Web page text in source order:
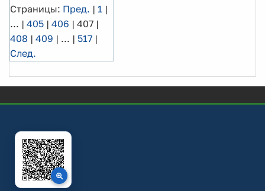
Страницы: Пред. | 1 |
... | 405 | 406 | 407 |
408 | 409 | ... | 517 |
След.